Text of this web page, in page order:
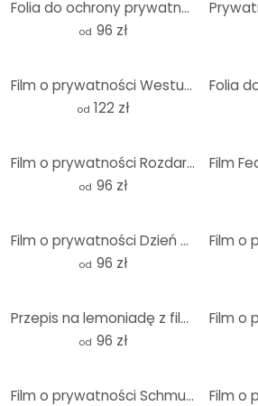
Folia do ochrony prywatności na ścianie z cegły - Panorama
od 96 zł
Film o prywatności Westum - Delikatne kwiaty - Panorama
od 122 zł
Film o prywatności Rozdarte Plakaty 2 - Panorama
od 96 zł
Film o prywatności Dzień dobiega końca - Panorama
od 96 zł
Przepis na lemoniadę z filmu o prywatności - Panorama
od 96 zł
Film o prywatności Schmucker - It's raining aga